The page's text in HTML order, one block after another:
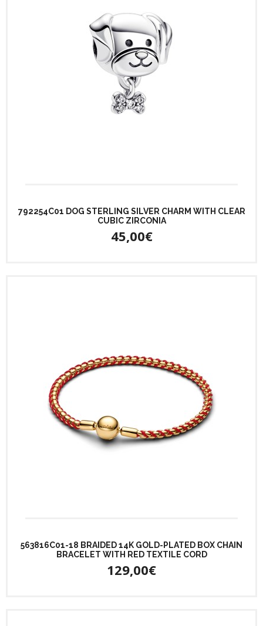
792254C01 DOG STERLING SILVER CHARM WITH CLEAR
CUBIC ZIRCONIA
45,00€
563816C01-18 BRAIDED 14K GOLD-PLATED BOX CHAIN
BRACELET WITH RED TEXTILE CORD
129,00€